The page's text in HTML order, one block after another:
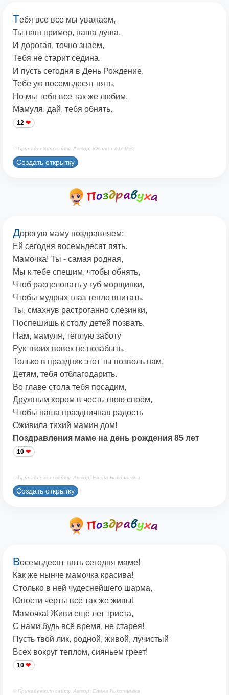
Тебя все все мы уважаем,
Ты наш пример, наша душа,
И дорогая, точно знаем,
Тебя не старит седина.
И пусть сегодня в День Рождение,
Тебе уж восемьдесят пять,
Но мы тебя все так же любим,
Мамуля, дай, тебя обнять.
12
© Принадлежит сайту. Автор: Юкалевских Д.В.
Создать открытку
Дорогую маму поздравляем:
Ей сегодня восемьдесят пять.
Мамочка! Ты - самая родная,
Мы к тебе спешим, чтобы обнять,
Чтоб расцеловать у губ морщинки,
Чтобы мудрых глаз тепло впитать.
Ты, смахнув растроганно слезинки,
Поспешишь к столу детей позвать.
Нам, мамуля, тёплую заботу
Рук твоих вовек не позабыть.
Только в праздник этот ты позволь нам,
Детям, тебя отблагодарить.
Во главе стола тебя посадим,
Дружным хором в честь твою споём,
Чтобы наша праздничная радость
Оживила тихий мамин дом!
Поздравления маме на день рождения 85 лет
10
© Принадлежит сайту. Автор: Елена Николаевна
Создать открытку
Восемьдесят пять сегодня маме!
Как же нынче мамочка красива!
Столько в ней чудеснейшего шарма,
Юности черты всё так же живы!
Мамочка! Живи ещё лет триста,
С нами будь всё время, не старея!
Пусть твой лик, родной, живой, лучистый
Всех вокруг теплом, сияньем греет!
10
© Принадлежит сайту. Автор: Елена Николаевна